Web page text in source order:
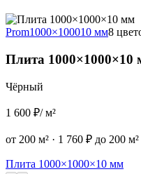
Prom1000×100010 мм8
Плита 1000×1000×10
Чёрный
1 600 ₽/ м²
от 200 м² · 1 760 ₽ до 200 м²
Плита 1000×1000×10 мм